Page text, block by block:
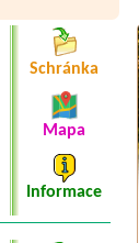
Schránka
Mapa
Informace